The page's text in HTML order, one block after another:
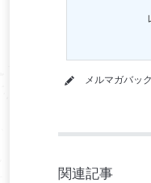
メルマガバッ
関連記事